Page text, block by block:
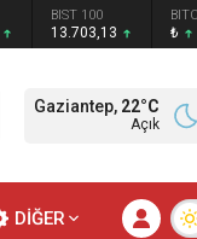
BIST 100
13.703,13 ₺
Gaziantep, 22°C
Açık
DİĞER